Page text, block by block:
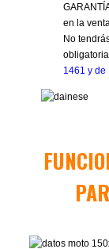
en la
No
1461 y